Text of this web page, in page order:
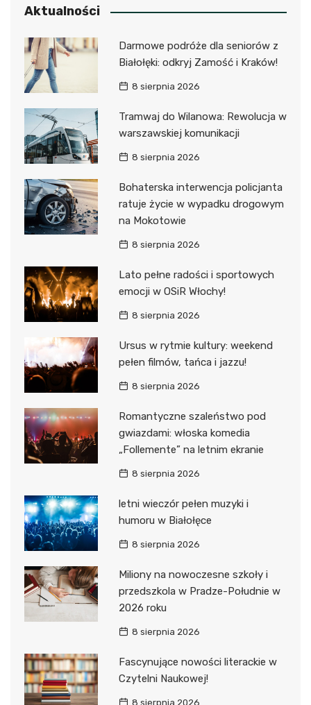
Aktualności
Darmowe podróże dla seniorów z
Białołęki: odkryj Zamość i Kraków!
8 sierpnia 2026
Tramwaj do Wilanowa: Rewolucja w
warszawskiej komunikacji
8 sierpnia 2026
Bohaterska interwencja policjanta
ratuje życie w wypadku drogowym
na Mokotowie
8 sierpnia 2026
Lato pełne radości i sportowych
emocji w OSiR Włochy!
8 sierpnia 2026
Ursus w rytmie kultury: weekend
pełen filmów, tańca i jazzu!
8 sierpnia 2026
Romantyczne szaleństwo pod
gwiazdami: włoska komedia
„Follemente” na letnim ekranie
8 sierpnia 2026
letni wieczór pełen muzyki i
humoru w Białołęce
8 sierpnia 2026
Miliony na nowoczesne szkoły i
przedszkola w Pradze-Południe w
2026 roku
8 sierpnia 2026
Fascynujące nowości literackie w
Czytelni Naukowej!
8 sierpnia 2026